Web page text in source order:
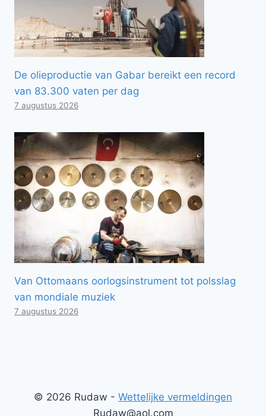
De olieproductie van Gabar bereikt een record
van 83.300 vaten per dag
7 augustus 2026
Van Ottomaans oorlogsinstrument tot polsslag
van mondiale muziek
7 augustus 2026
© 2026 Rudaw - Wettelijke vermeldingen
Rudaw@aol.com